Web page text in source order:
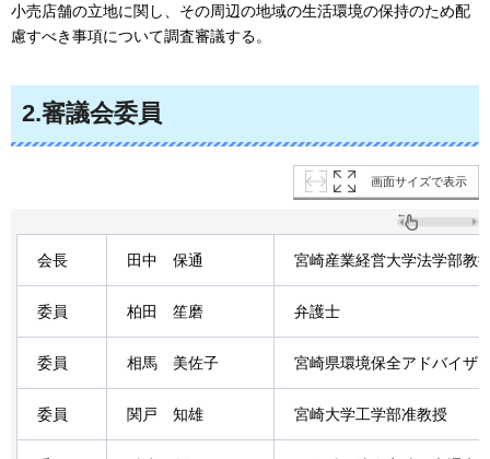
小売店舗の立地に関し、その周辺の地域の生活環境の保持のため配
慮すべき事項について調査審議する。
2.審議会委員
画面サイズで表示
会長 田中 保通 宮崎産業経営大学法学部教
委員 柏田 笙磨 弁護士
委員 相馬 美佐子 宮崎県環境保全アドバイザ
委員 関戸 知雄 宮崎大学工学部准教授